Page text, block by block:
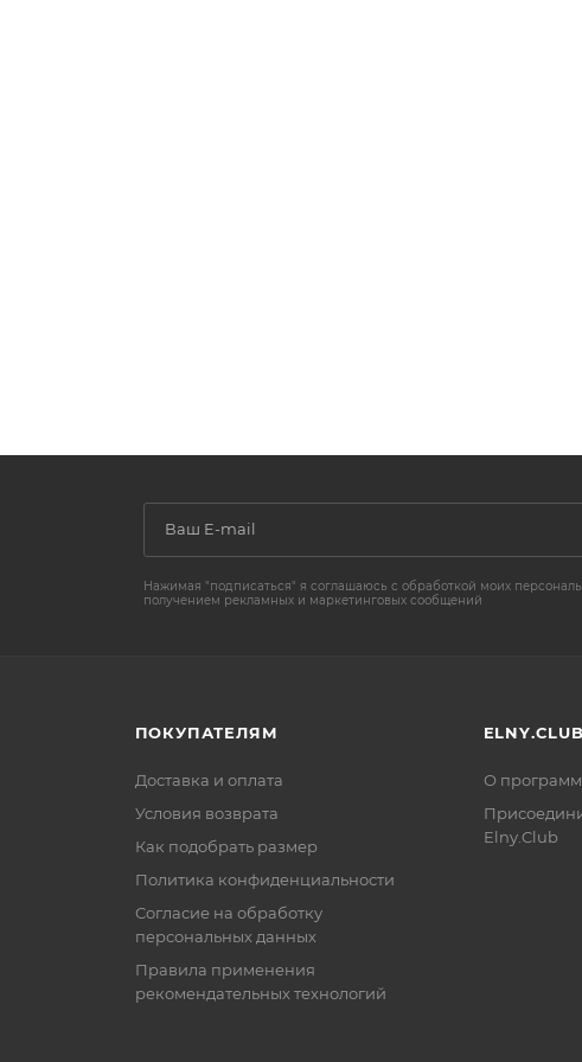
Нажимая "подписаться" я соглашаюсь с обработкой моих
получением рекламных и маркетинговых сообщений
ПОКУПАТЕЛЯМ
Доставка и оплата
Условия возврата
Как подобрать размер
Политика конфиденциальности
Согласие на обработку
персональных данных
Правила применения
рекомендательных технологий
ELNY.CLUB
О
Elny.Club